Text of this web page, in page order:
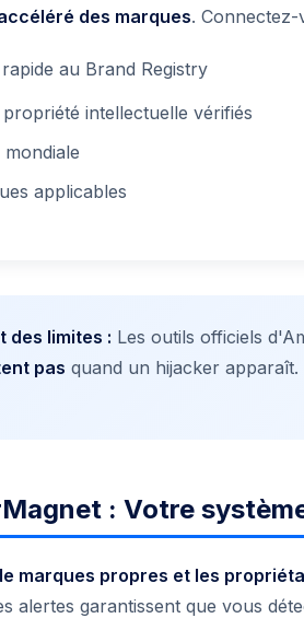
des marques.
au Brand Registry
intellectuelle vérifiés
applicables
des limites : Les outils officiels
pas quand un hijacker
: Votre
marques propres et les
alertes garantissent que vous